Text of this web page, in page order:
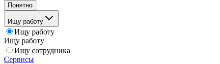
Понятно
Ищу работу
Ищу работу
Ищу работу
Ищу сотрудника
Сервисы